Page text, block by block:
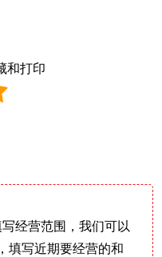
和打印
经营范围，我们可以
填写近期要经营的和